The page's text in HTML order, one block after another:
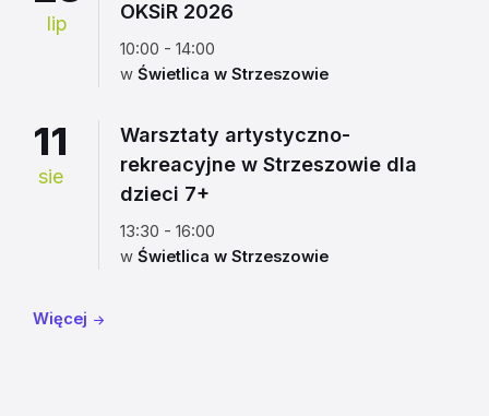
lip
OKSiR 2026
10:00 - 14:00
w Świetlica w Strzeszowie
11
sie
Warsztaty artystyczno-
rekreacyjne w Strzeszowie dla
dzieci 7+
13:30 - 16:00
w Świetlica w Strzeszowie
Więcej